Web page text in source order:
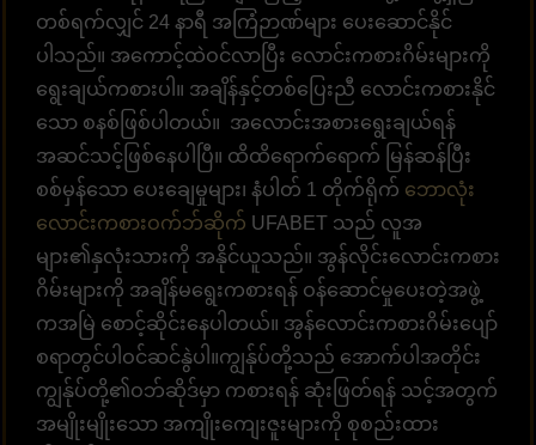
တစ်ရက်လျှင် 24 နာရီ အကြံဉာဏ်များ ပေးဆောင်နိုင်
ပါသည်။ အကောင့်ထဲဝင်လာပြီး လောင်းကစားဂိမ်းများကို
ရွေးချယ်ကစားပါ။ အချိန်နှင့်တစ်ပြေးညီ လောင်းကစားနိုင်
သော စနစ်ဖြစ်ပါတယ်။ အလောင်းအစားရွေးချယ်ရန်
အဆင်သင့်ဖြစ်နေပါပြီ။ ထိထိရောက်ရောက် မြန်ဆန်ပြီး
စစ်မှန်သော ပေးချေမှုများ၊ နံပါတ် 1 တိုက်ရိုက် ဘောလုံး
လောင်းကစားဝက်ဘ်ဆိုက် UFABET သည် လူအ
များ၏နှလုံးသားကို အနိုင်ယူသည်။ အွန်လိုင်းလောင်းကစား
ဂိမ်းများကို အချိန်မရွေးကစားရန် ဝန်ဆောင်မှုပေးတဲ့အဖွဲ့
ကအမြဲ စောင့်ဆိုင်းနေပါတယ်။ အွန်လောင်းကစားဂိမ်းပျော်
စရာတွင်ပါဝင်ဆင်နွဲပါ။ကျွန်ုပ်တို့သည် အောက်ပါအတိုင်း
ကျွန်ုပ်တို့၏ဝဘ်ဆိုဒ်မှာ ကစားရန် ဆုံးဖြတ်ရန် သင့်အတွက်
အမျိုးမျိုးသော အကျိုးကျေးဇူးများကို စုစည်းထား